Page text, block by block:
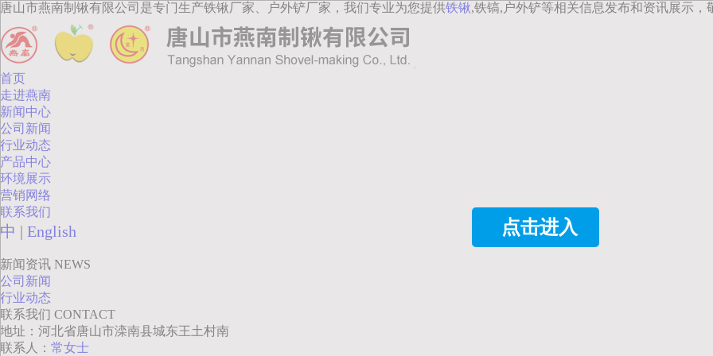
点击进入
唐山市燕南制锹有限公司是专门生产铁锹厂家、户外铲厂家，我们专业为您提供铁锹,铁镐,户外铲等相关信息发布和资讯展示，
首页
走进燕南
新闻中心
公司新闻
行业动态
产品中心
环境展示
营销网络
联系我们
中 | English
新闻资讯 NEWS
公司新闻
行业动态
联系我们 CONTACT
地址：河北省唐山市滦南县城东王土村南
联系人： 常女士